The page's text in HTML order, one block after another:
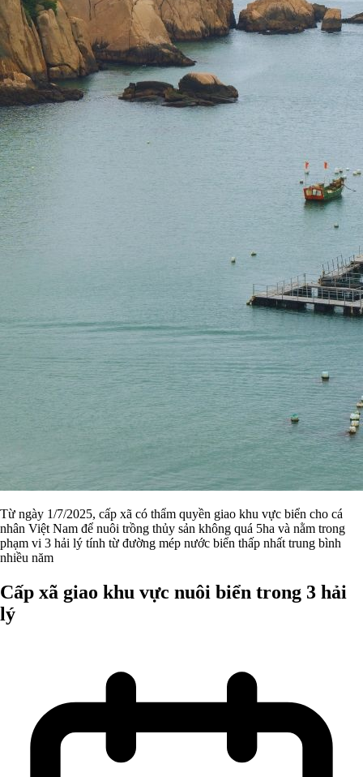
Từ ngày 1/7/2025, cấp xã có thẩm quyền giao khu vực biển cho cá
nhân Việt Nam để nuôi trồng thủy sản không quá 5ha và nằm trong
phạm vi 3 hải lý tính từ đường mép nước biển thấp nhất trung bình
nhiều năm
Cấp xã giao khu vực nuôi biển trong 3 hải
lý